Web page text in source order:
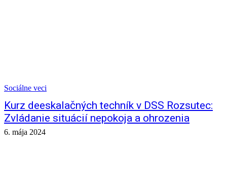
Sociálne veci
Kurz deeskalačných techník v DSS Rozsutec:
Zvládanie situácií nepokoja a ohrozenia
6. mája 2024